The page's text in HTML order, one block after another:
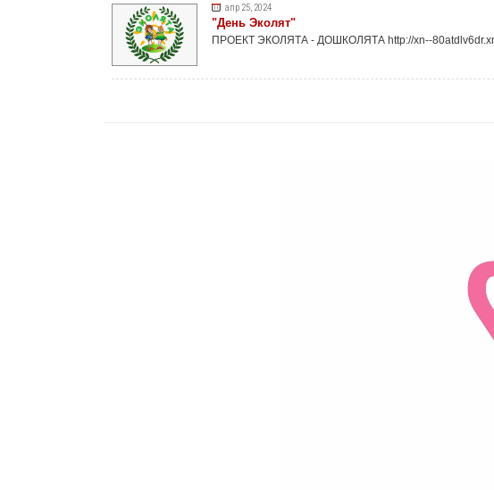
апр 25, 2024
"День Эколят"
ПРОЕКТ ЭКОЛЯТА - ДОШКОЛЯТА http://xn--